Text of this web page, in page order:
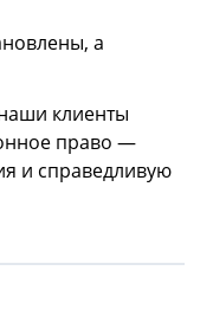
а
клиенты
право —
и справедливую